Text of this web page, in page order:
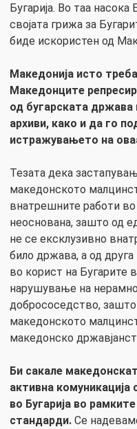
Бугарија. Во таа
својата грижа за
биде искористен од
Македонија исто
Македонците
од бугарската
архиви, како и да го
истражувањето на
Тезата дека
македонското
внатрешните работи во
неоснована, зашто од
не се ексклузивно
било држава, а од
во корист на Бугарите
нарушување на
добрососедство,
македонското
македонско
Би сакале
активна
во Бугарија во
стандарди. Се